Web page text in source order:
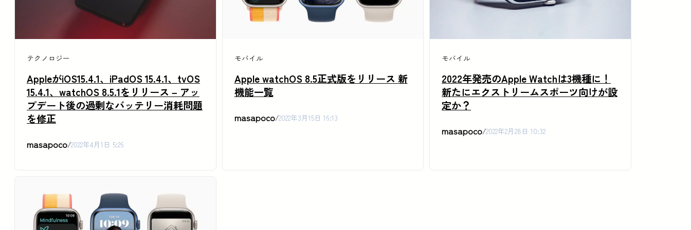
テクノロジー
AppleがiOS15.4.1、iPadOS 15.4.1、tvOS
15.4.1、watchOS 8.5.1をリリース – アッ
プデート後の過剰なバッテリー消耗問題
を修正
masapoco/2022年4月1日 5:26
モバイル
Apple watchOS 8.5正式版をリリース 新
機能一覧
masapoco/2022年3月15日 16:13
モバイル
2022年発売のApple Watchは3機種に！
新たにエクストリームスポーツ向けが設
定か？
masapoco/2022年2月28日 10:32